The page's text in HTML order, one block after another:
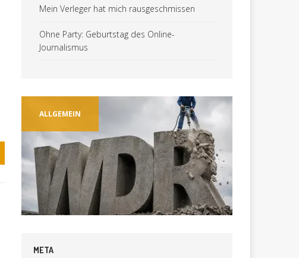
Mein Verleger hat mich rausgeschmissen
Ohne Party: Geburtstag des Online-
Journalismus
ALLGEMEIN
META